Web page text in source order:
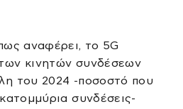
αναφέρει, το 5G
κινητών συνδέσεων
του 2024 -ποσοστό που
συνδέσεις-